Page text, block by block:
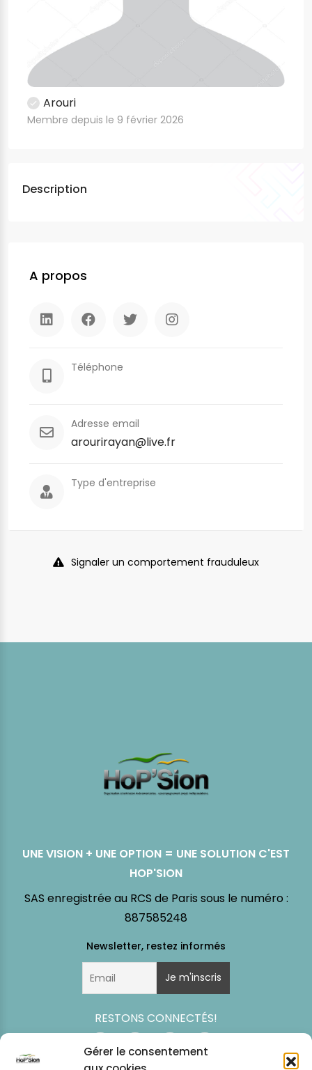
Gérer le consentement
Arouri
Membre depuis le 9 février 2026
Description
A propos
Téléphone
Adresse email
arourirayan@live.fr
Type d'entreprise
Signaler un comportement frauduleux
UNE VISION + UNE OPTION = UNE SOLUTION C'EST
HOP'SION
SAS enregistrée au RCS de Paris sous le numéro :
887585248
RESTONS CONNECTÉS!